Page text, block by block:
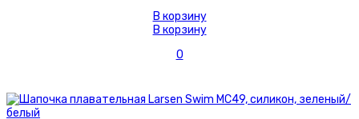
В корзину
В корзину
0